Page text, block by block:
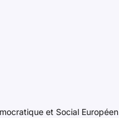
et Social Européen